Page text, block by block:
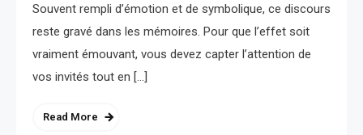
Souvent rempli d’émotion et de symbolique, ce discours
reste gravé dans les mémoires. Pour que l’effet soit
vraiment émouvant, vous devez capter l’attention de
vos invités tout en […]
Read More